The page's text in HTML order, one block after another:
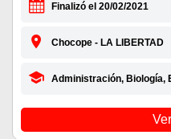
Finalizó el 20/02/2021
Chocope - LA LIBERTAD
Administración, Biología,